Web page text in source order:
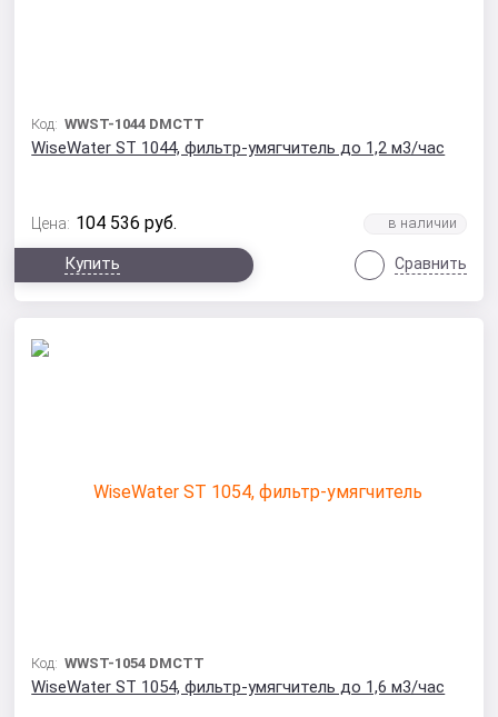
Код:WWST-1044 DMCTT
WiseWater ST 1044, фильтр-умягчитель до 1,2 м3/час
Цена: 104 536 руб.
Купить Сравнить
Код:WWST-1054 DMCTT
WiseWater ST 1054, фильтр-умягчитель до 1,6 м3/час